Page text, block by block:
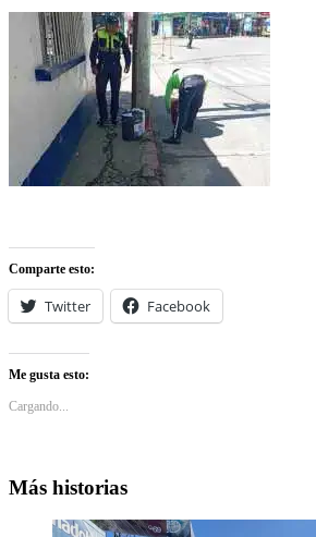
Comparte esto:
Twitter Facebook
Me gusta esto:
Cargando...
Más historias